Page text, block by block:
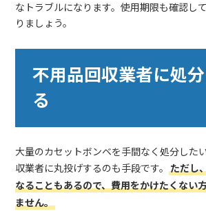
なトラブルになります。使用期限も確認し
りましょう。
不用品回収業者に処
る
大量のカセットボンベを手間なく処分した
収業者に丸投げするのも手段です。ただし
なることもあるので、費用をかけたくない
ません。